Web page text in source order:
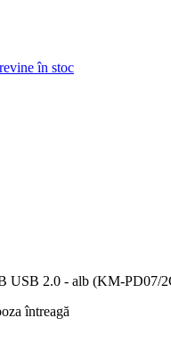
în stoc
întreagă